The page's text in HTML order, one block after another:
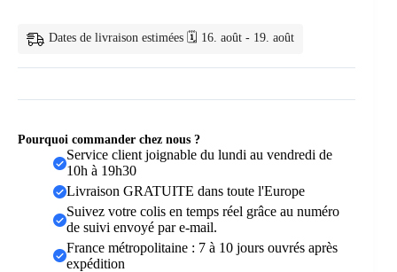
SourireDates de livraison estimées 🗓️ 16. août - 19. août
Pourquoi commander chez nous ?
Service client joignable du lundi au vendredi de
10h à 19h30
Livraison GRATUITE dans toute l'Europe
Suivez votre colis en temps réel grâce au numéro
de suivi envoyé par e-mail.
France métropolitaine : 7 à 10 jours ouvrés après
expédition